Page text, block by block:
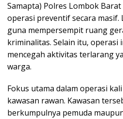
Samapta) Polres Lombok
operasi preventif secara masif.
guna mempersempit ruang
kriminalitas. Selain itu, operasi
mencegah aktivitas terlarang
warga.
Fokus utama dalam operasi
kawasan rawan. Kawasan
berkumpulnya pemuda